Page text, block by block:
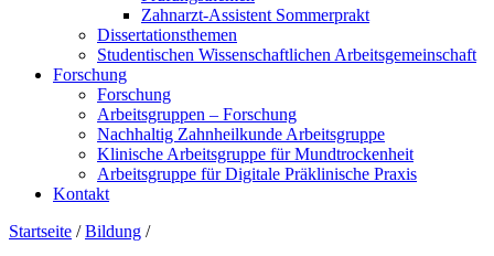
Zahnarzt-Assistent Sommerprakt
Dissertationsthemen
Studentischen Wissenschaftlichen Arbeitsgemeinschaft
Forschung
Forschung
Arbeitsgruppen – Forschung
Nachhaltig Zahnheilkunde Arbeitsgruppe
Klinische Arbeitsgruppe für Mundtrockenheit
Arbeitsgruppe für Digitale Präklinische Praxis
Kontakt
Startseite / Bildung /